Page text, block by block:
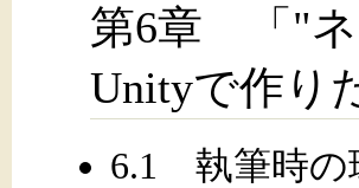
第6章 「"ネ
Unityで作り
6.1 執筆時の